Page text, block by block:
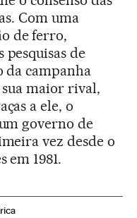
Com uma
de ferro,
de
da campanha
sua maior rival,
a ele, o
governo de
vez desde o
1981.